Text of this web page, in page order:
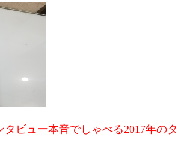
ビュー本音でしゃべる2017年のタ